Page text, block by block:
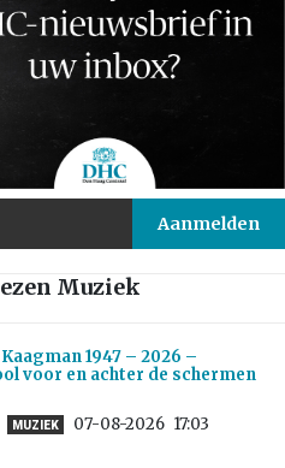
Muziek
1947 – 2026 –
voor en achter de schermen
MUZIEK 07-08-2026 17:03